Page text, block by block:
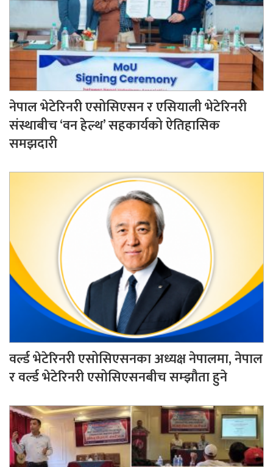
नेपाल भेटेरिनरी एसोसिएसन र एसियाली भेटेरिनरी
संस्थाबीच ‘वन हेल्थ’ सहकार्यको ऐतिहासिक
समझदारी
वर्ल्ड भेटेरिनरी एसोसिएसनका अध्यक्ष नेपालमा, नेपाल
र वर्ल्ड भेटेरिनरी एसोसिएसनबीच सम्झौता हुने